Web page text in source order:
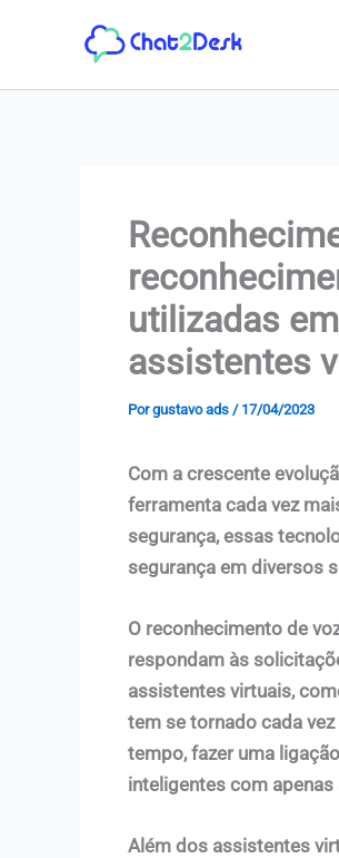
utilizadas
assistentes
Porgustavo ads / 17/04/2023
Com a crescente
ferramenta cada vez
segurança, essas
segurança em diversos
O reconhecimento de
respondam às
assistentes virtuais,
tem se tornado cada
tempo, fazer uma
inteligentes com apenas
Além dos assistentes